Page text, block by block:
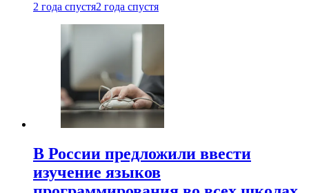
2 года спустя2 года спустя
В России предложили ввести
изучение языков